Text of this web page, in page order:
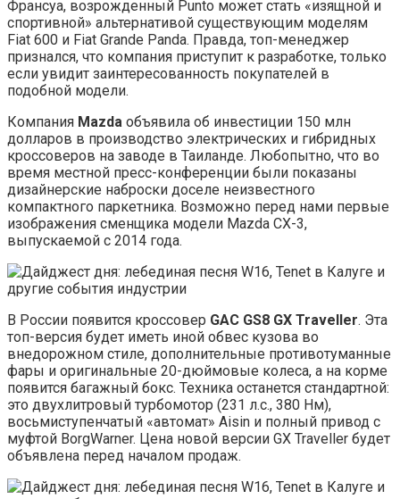
Франсуа, возрожденный Punto может стать «изящной и
спортивной» альтернативой существующим моделям
Fiat 600 и Fiat Grande Panda. Правда, топ-менеджер
признался, что компания приступит к разработке, только
если увидит заинтересованность покупателей в
подобной модели.
Компания Mazda объявила об инвестиции 150 млн
долларов в производство электрических и гибридных
кроссоверов на заводе в Таиланде. Любопытно, что во
время местной пресс-конференции были показаны
дизайнерские наброски доселе неизвестного
компактного паркетника. Возможно перед нами первые
изображения сменщика модели Mazda CX-3,
выпускаемой с 2014 года.
В России появится кроссовер GAC GS8 GX Traveller. Эта
топ-версия будет иметь иной обвес кузова во
внедорожном стиле, дополнительные противотуманные
фары и оригинальные 20-дюймовые колеса, а на корме
появится багажный бокс. Техника останется стандартной:
это двухлитровый турбомотор (231 л.с., 380 Нм),
восьмиступенчатый «автомат» Aisin и полный привод с
муфтой BorgWarner. Цена новой версии GX Traveller будет
объявлена перед началом продаж.